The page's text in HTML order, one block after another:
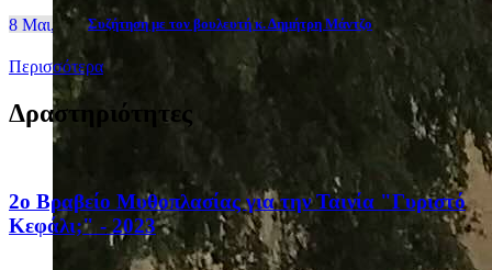
8 Μαι, 26 Συζήτηση με τον βουλευτή κ. Δημήτρη Μάντζο
Περισσότερα
Δραστηριότητες
2ο Βραβείο Μυθοπλασίας για την Ταινία "Γυριστό
Κεφάλι;" - 2023